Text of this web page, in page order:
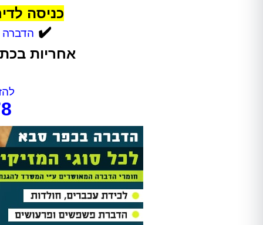
כניסה
✔️ הדברה
אחריות
הראשונה. שלח לנו את אלדד ואחרי
להיכנס לחדר שהיה סגור בגלל שאי
אפשר היה לנשום בו. השירות היה
מדובר ב"עסק מסריח" (סבלנו מריח
הצוות דאג לטפל לנו בבעיה בצורה
הכי טובה שאפשר. אלדד דאג לנקות
אחריו ולהשאיר שובל של ריח שרק
יכולנו לדמיין עליו. תודה רבה על
אחרי לחץ ובהלה פניתי
בטוחה וקיבלתי שירות מהיר,
ואמין!